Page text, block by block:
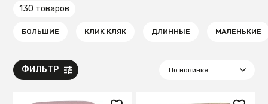
130 товаров
БОЛЬШИЕ КЛИК КЛЯК ДЛИННЫЕ МАЛЕНЬКИЕ
ФИЛЬТР